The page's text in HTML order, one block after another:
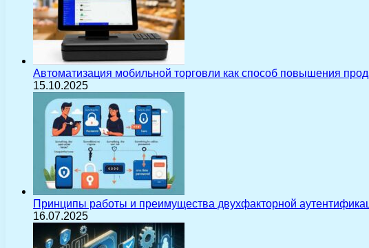
Автоматизация мобильной торговли как способ повышения
15.10.2025
Принципы работы и преимущества двухфакторной
16.07.2025